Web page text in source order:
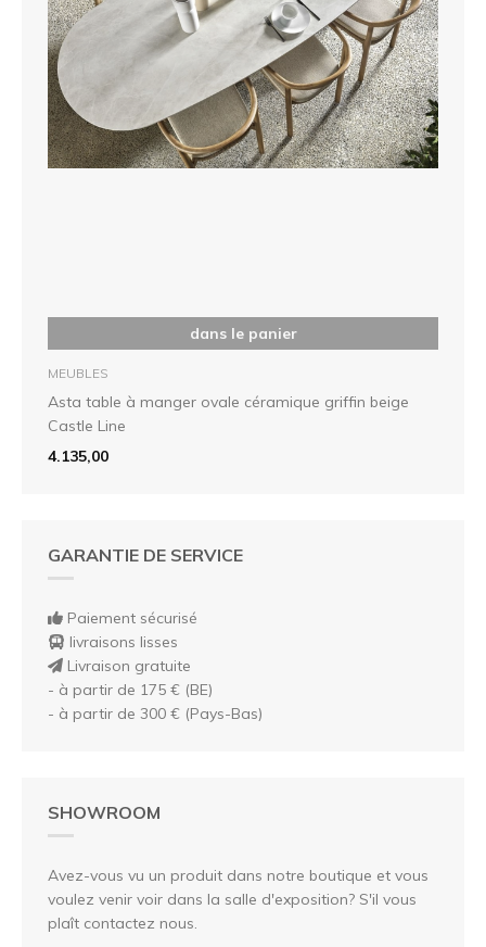
dans le panier
MEUBLES
Asta table à manger ovale céramique griffin beige
Castle Line
4.135,00
GARANTIE DE SERVICE
Paiement sécurisé
livraisons lisses
Livraison gratuite
- à partir de 175 € (BE)
- à partir de 300 € (Pays-Bas)
SHOWROOM
Avez-vous vu un produit dans notre boutique et vous
voulez venir voir dans la salle d'exposition? S'il vous
plaît contactez nous.